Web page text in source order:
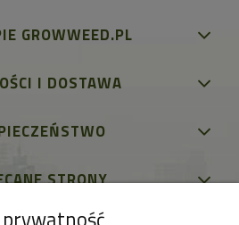
GROWWEED.PL
I DOSTAWA
STRONY